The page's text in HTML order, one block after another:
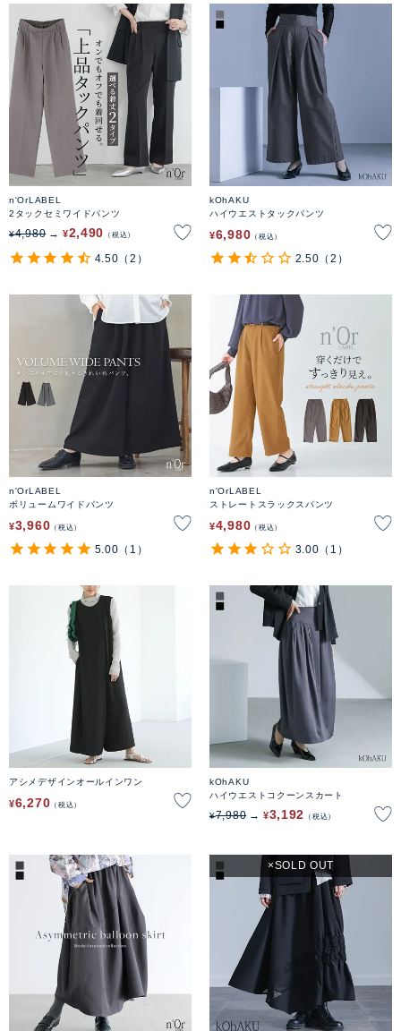
n'OrLABEL
2タックセミワイドパンツ
¥4,980 ¥2,490 税込
4.50 （2）
kOhAKU
ハイウエストタックパンツ
¥6,980 税込
2.50 （2）
n'OrLABEL
ボリュームワイドパンツ
¥3,960 税込
5.00 （1）
n'OrLABEL
ストレートスラックスパンツ
¥4,980 税込
3.00 （1）
アシメデザインオールインワン
¥6,270 税込
kOhAKU
ハイウエストコクーンスカート
¥7,980 ¥3,192 税込
SOLD OUT